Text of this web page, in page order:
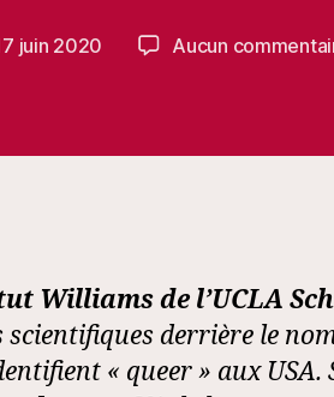
juin 2020 Aucun
Williams de l’UCLA
scientifiques derrière le
« queer » aux USA.